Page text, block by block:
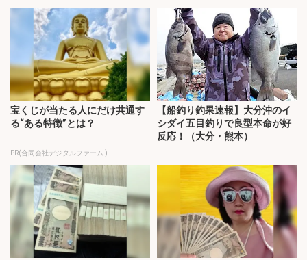
宝くじが当たる人にだけ共通す
る“ある特徴”とは？
PR(合同会社デジタルファーム )
【船釣り釣果速報】大分沖のイ
シダイ五目釣りで良型本命が好
反応！（大分・熊本）